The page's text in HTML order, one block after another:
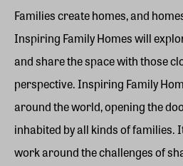
Families create homes, and
Inspiring Family Homes will
and share the space with those
perspective. Inspiring Family
around the world, opening the
inhabited by all kinds of families.
work around the challenges of